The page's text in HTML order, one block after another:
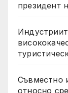
президент
Съвместно
относно